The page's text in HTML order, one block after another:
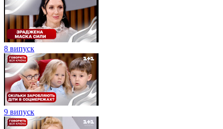
8 випуск
9 випуск